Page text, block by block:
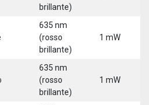
brillante)
635 nm
(rosso
brillante)
1 mW
635 nm
(rosso
brillante)
1 mW